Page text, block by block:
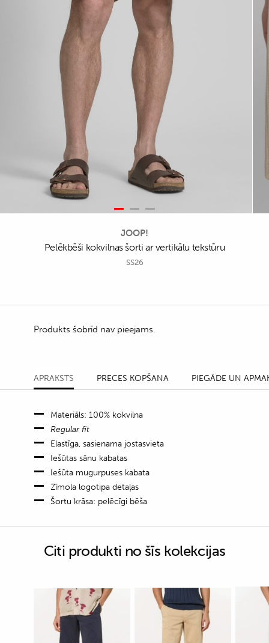
JOOP!
Pelēkbēši kokvilnas šorti ar vertikālu tekstūru
SS26
Produkts šobrīd nav pieejams.
APRAKSTS PRECES KOPŠANA PIEGĀDE UN
Materiāls: 100% kokvilna
Regular fit
Elastīga, sasienama jostasvieta
Iešūtas sānu kabatas
Iešūta mugurpuses kabata
Zīmola logotipa detaļas
Šortu krāsa: pelēcīgi bēša
Citi produkti no šīs kolekcijas